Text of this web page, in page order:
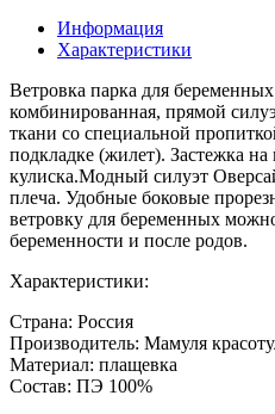
Информация
Характеристики
Ветровка парка для
комбинированная, прямой
ткани со специальной
подкладке (жилет). Застежка
кулиска.Модный силуэт
плеча. Удобные боковые
ветровку для беременных
беременности и после родов.
Характеристики:
Страна: Россия
Производитель: Мамуля
Материал: плащевка
Состав: ПЭ 100%